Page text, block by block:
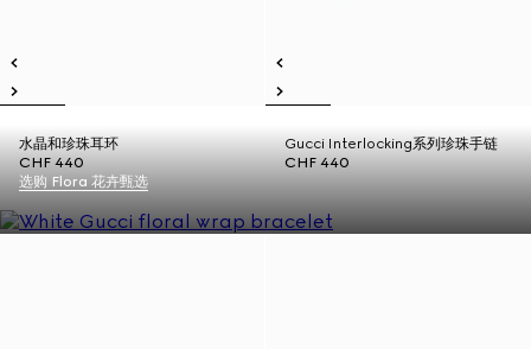
水晶和珍珠耳环
CHF 440
Gucci Interlocking系列珍珠手链
CHF 440
选购 Flora 花卉甄选